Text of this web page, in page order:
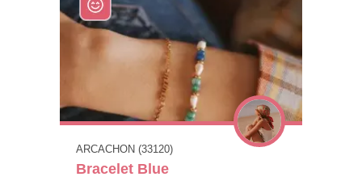
ARCACHON (33120)
Bracelet Blue